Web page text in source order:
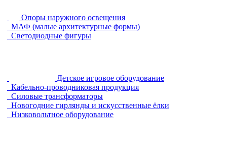
Опоры наружного освещения
МАФ (малые архитектурные формы)
Светодиодные фигуры
Детское игровое оборудование
Кабельно-проводниковая продукция
Силовые трансформаторы
Новогодние гирлянды и искусственные ёлки
Низковольтное оборудование